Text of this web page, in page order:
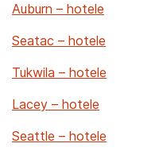
Auburn – hotele
Seatac – hotele
Tukwila – hotele
Lacey – hotele
Seattle – hotele